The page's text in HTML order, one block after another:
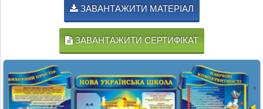
ЗАВАНТАЖИТИ МАТЕРІАЛ
ЗАВАНТАЖИТИ СЕРТИФІКАТ